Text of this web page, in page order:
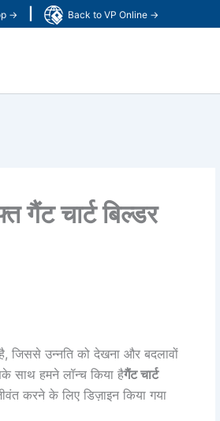
→ Back to VP Online →
गैंट चार्ट बिल्डर
जिससे उन्नति को देखना और बदलावों
साथ हमने लॉन्च किया हैगैंट चार्ट
करने के लिए डिज़ाइन किया गया